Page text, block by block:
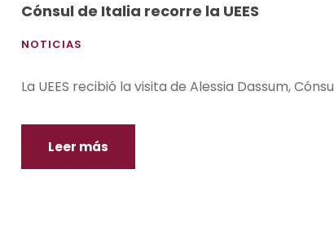
Cónsul de Italia recorre la UEES
NOTICIAS
La UEES recibió la visita de Alessia Dassum,
Leer más